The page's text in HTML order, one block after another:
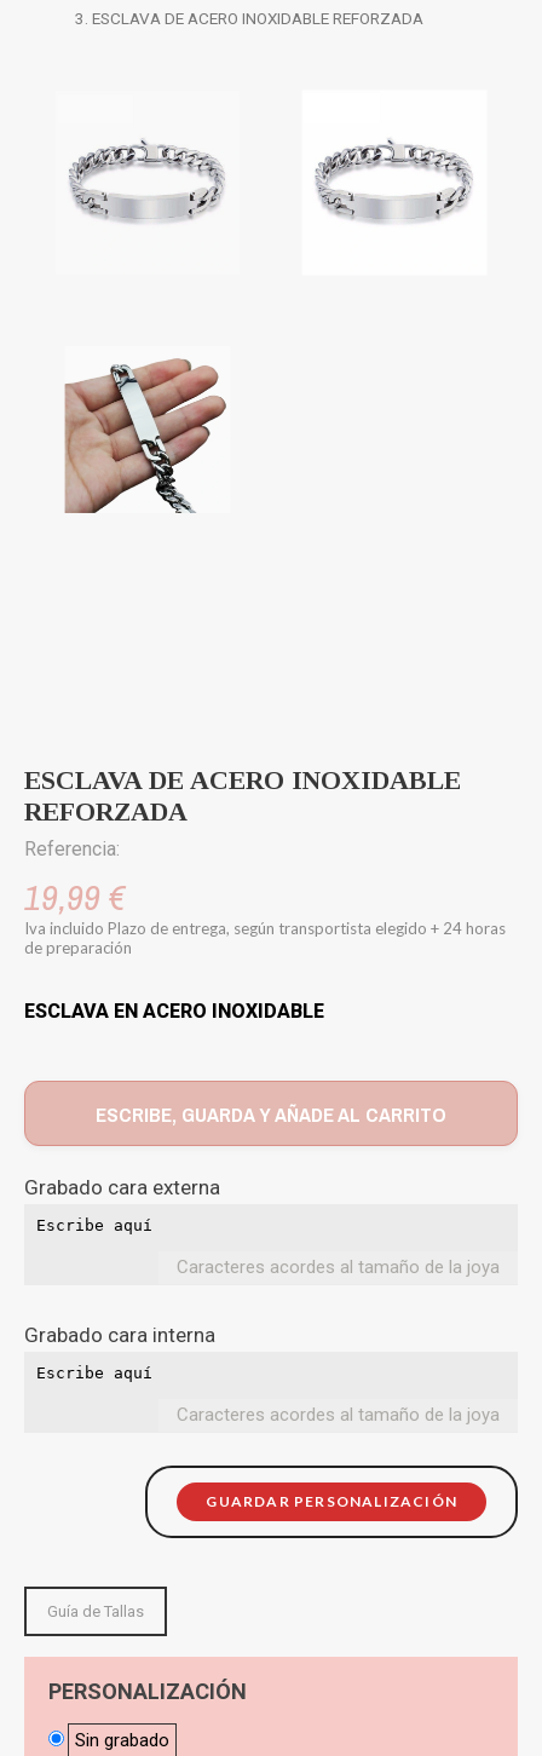
ESCLAVA DE ACERO INOXIDABLE REFORZADA
ESCLAVA DE ACERO INOXIDABLE
REFORZADA
Referencia:
19,99 €
Iva incluido Plazo de entrega, según transportista elegido + 24 horas
de preparación
ESCLAVA EN ACERO INOXIDABLE
ESCRIBE, GUARDA Y AÑADE AL CARRITO
Grabado cara externa
Caracteres acordes al tamaño de la joya
Grabado cara interna
Caracteres acordes al tamaño de la joya
GUARDAR PERSONALIZACIÓN
Guía de Tallas
PERSONALIZACIÓN
Sin grabado